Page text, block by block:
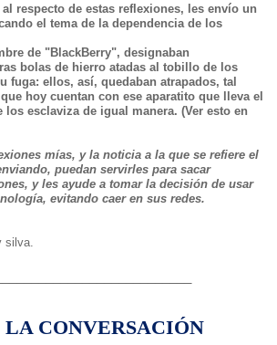
respecto de estas reflexiones, les envío un
el tema de la dependencia de los
de "BlackBerry", designaban
bolas de hierro atadas al tobillo de los
fuga: ellos, así, quedaban atrapados, tal
hoy cuentan con ese aparatito que lleva el
esclaviza de igual manera. (Ver esto en
mías, y la noticia a la que se refiere el
puedan servirles para sacar
y les ayude a tomar la decisión de usar
evitando caer en sus redes.
silva.
CONVERSACIÓN